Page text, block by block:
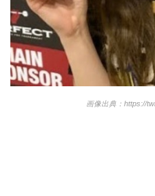
画像出典：https://